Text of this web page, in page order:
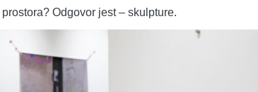
Odgovor jest – skulpture.